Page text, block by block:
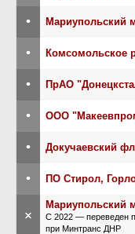
• Мариупольский
• Комсомольское
• ПрАО
• ООО
• Докучаевский
• ПО Стирол,
×
Мариупольский
С 2022 — переведен
при Минтранс ДНР